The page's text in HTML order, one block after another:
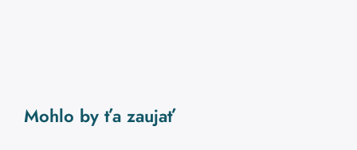
Mohlo by ťa zaujať